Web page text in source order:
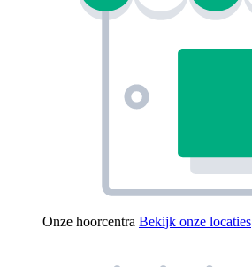
Onze hoorcentra Bekijk onze locaties